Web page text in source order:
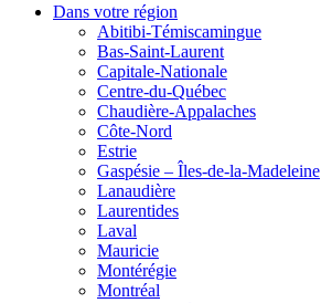
Dans votre région
Abitibi-Témiscamingue
Bas-Saint-Laurent
Capitale-Nationale
Centre-du-Québec
Chaudière-Appalaches
Côte-Nord
Estrie
Gaspésie – Îles-de-la-Madeleine
Lanaudière
Laurentides
Laval
Mauricie
Montérégie
Montréal